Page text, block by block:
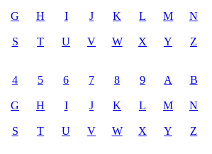
G H I J K L M N
S T U V W X Y
Z
4 5 6 7 8 9 A B
G H I J K L M N
S T U V W X Y Z